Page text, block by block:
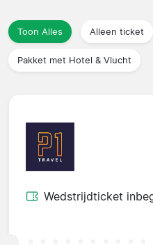
Reisorganisaties
Toon Alles Alleen ticket
Pakket met Hotel & Vlucht
Wedstrijdticket